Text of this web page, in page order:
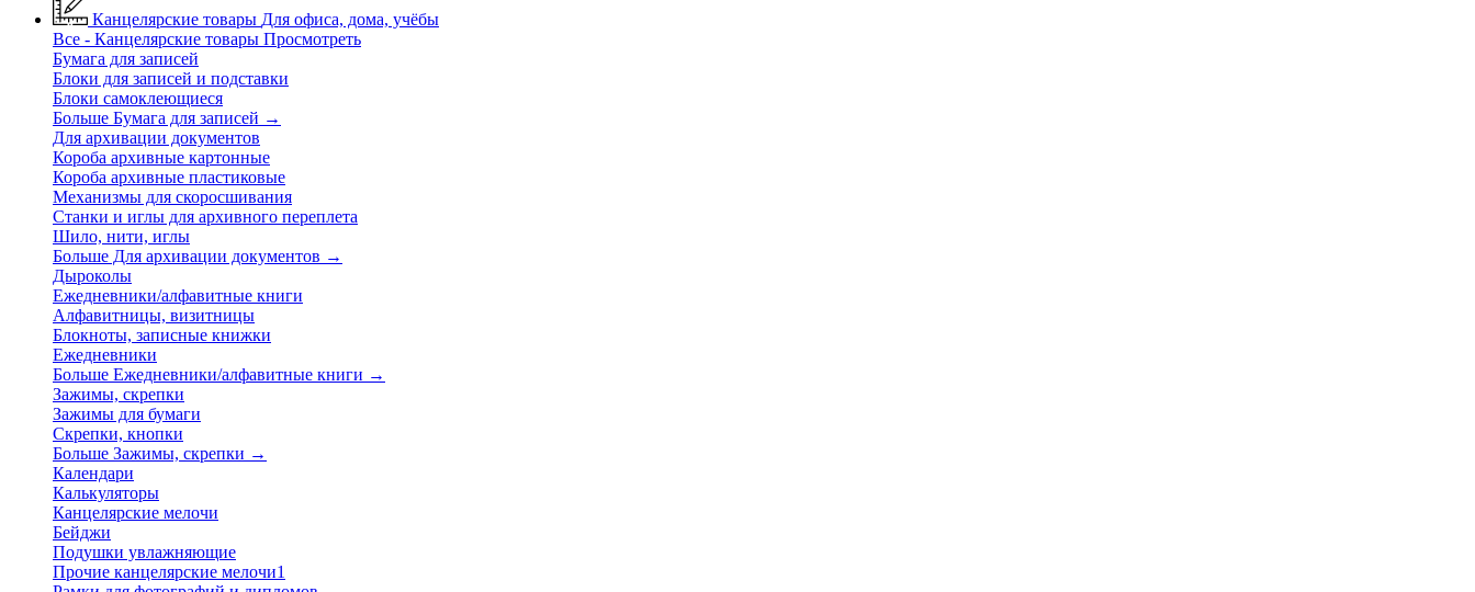
Канцелярские товары Для офиса, дома, учёбы
Все - Канцелярские товары Просмотреть
Бумага для записей
Блоки для записей и подставки
Блоки самоклеющиеся
Больше Бумага для записей →
Для архивации документов
Короба архивные картонные
Короба архивные пластиковые
Механизмы для скоросшивания
Станки и иглы для архивного переплета
Шило, нити, иглы
Больше Для архивации документов →
Дыроколы
Ежедневники/алфавитные книги
Алфавитницы, визитницы
Блокноты, записные книжки
Ежедневники
Больше Ежедневники/алфавитные книги →
Зажимы, скрепки
Зажимы для бумаги
Скрепки, кнопки
Больше Зажимы, скрепки →
Календари
Калькуляторы
Канцелярские мелочи
Бейджи
Подушки увлажняющие
Прочие канцелярские мелочи1